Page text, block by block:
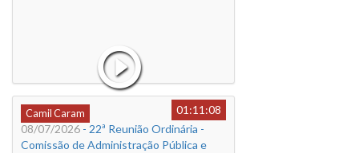
Camil Caram
01:11:08
08/07/2026 - 22ª Reunião Ordinária -
Comissão de Administração Pública e